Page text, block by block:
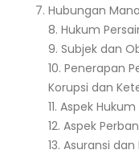
Hubungan
8. Hukum
9. Subjek dan
10. Penerapan
Korupsi dan
11. Aspek
12. Aspek
13. Asuransi